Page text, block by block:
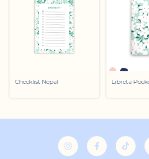
Checklist Nepal Libreta